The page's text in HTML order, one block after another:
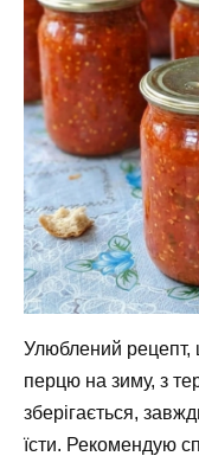
Улюблений рецепт,
перцю на зиму, з
зберігається,
їсти. Рекомендую